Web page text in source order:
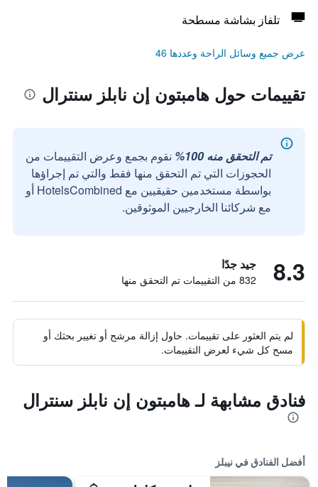
تلفاز بشاشة مسطحة
عرض جميع وسائل الراحة وعددها 46
تقييمات حول هامبتون إن نابلز سنترال
تم التحقق منه 100%
نقوم بجمع وعرض التقييمات من
الحجوزات التي تم التحقق منها فقط والتي تم إجراؤها
بواسطة مستخدمين حقيقيين مع HotelsCombined أو
مع شركائنا الخارجيين الموثوقين.
8.3 جيد جدًا
832 من التقييمات تم التحقق منها
لم يتم العثور على تقييمات. حاول إزالة مرشح أو تغيير بحثك أو
مسح كل شيء لعرض التقييمات.
فنادق مشابهة لـ هامبتون إن نابلز سنترال
أفضل الفنادق في نيبلز